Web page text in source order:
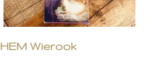
HEM Wierook